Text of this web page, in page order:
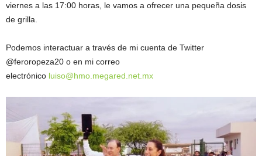
viernes a las 17:00 horas, le vamos a ofrecer una pequeña dosis
de grilla.
Podemos interactuar a través de mi cuenta de Twitter
@feroropeza20 o en mi correo
electrónico luiso@hmo.megared.net.mx